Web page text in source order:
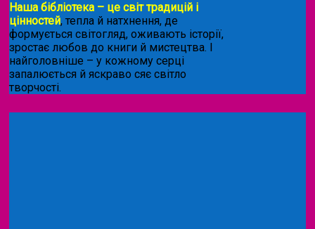
Наша бібліотека – це світ традицій і
цінностей, тепла й натхнення, де
формується світогляд, оживають історії,
зростає любов до книги й мистецтва. І
найголовніше – у кожному серці
запалюється й яскраво сяє світло
творчості.